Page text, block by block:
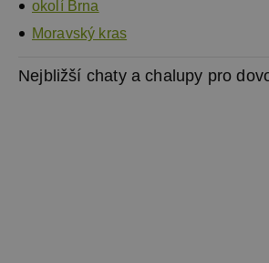
okolí Brna
Moravský kras
Nejbližší chaty a chalupy pro